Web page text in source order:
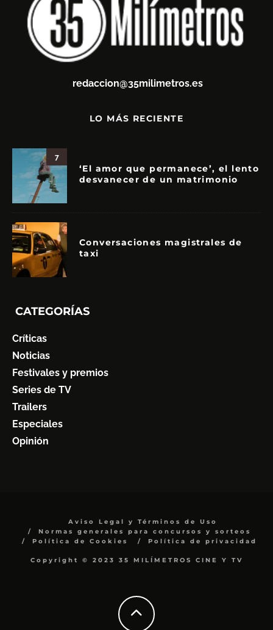
redaccion@35milimetros.es
LO MÁS RECIENTE
7
‘El amor que permanece’, el lento
desvanecer de un matrimonio
Conversaciones magistrales de
taxi
CATEGORÍAS
Críticas
Noticias
Festivales y premios
Series de TV
Trailers
Especiales
Opinión
Aviso Legal y Términos de Uso
Normas generales para concursos y sorteos
Política de Cookies
Política de privacidad
Copyright © 2023 35 MILÍMETROS CINE Y TV